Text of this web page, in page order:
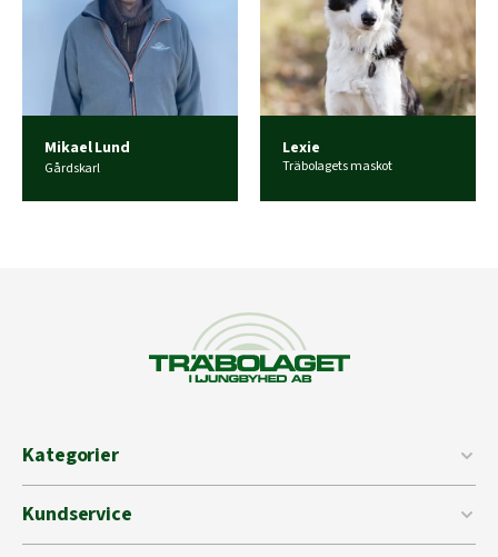
Mikael Lund
Gårdskarl
Lexie
Träbolagets maskot
Kategorier
Kundservice